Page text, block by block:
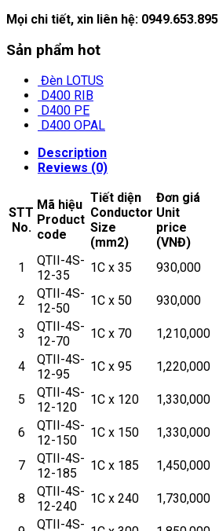
Mọi chi tiết, xin liên hệ: 0949.653.895
Sản phẩm hot
Đèn LOTUS
D400 RIB
D400 PE
D400 OPAL
Description
Reviews (0)
STT
No.
Mã hiệu
Product
code
Tiết diện
Conductor
Size
(mm2)
Đơn giá
Unit
price
(VNĐ)
1
QTII-4S-
12-35
1C x 35 930,000
2
QTII-4S-
12-50
1C x 50 930,000
3
QTII-4S-
12-70
1C x 70 1,210,000
4
QTII-4S-
12-95
1C x 95 1,220,000
5
QTII-4S-
12-120
1C x 120 1,330,000
6
QTII-4S-
12-150
1C x 150 1,330,000
7
QTII-4S-
12-185
1C x 185 1,450,000
8
QTII-4S-
12-240
1C x 240 1,730,000
QTII-4S-